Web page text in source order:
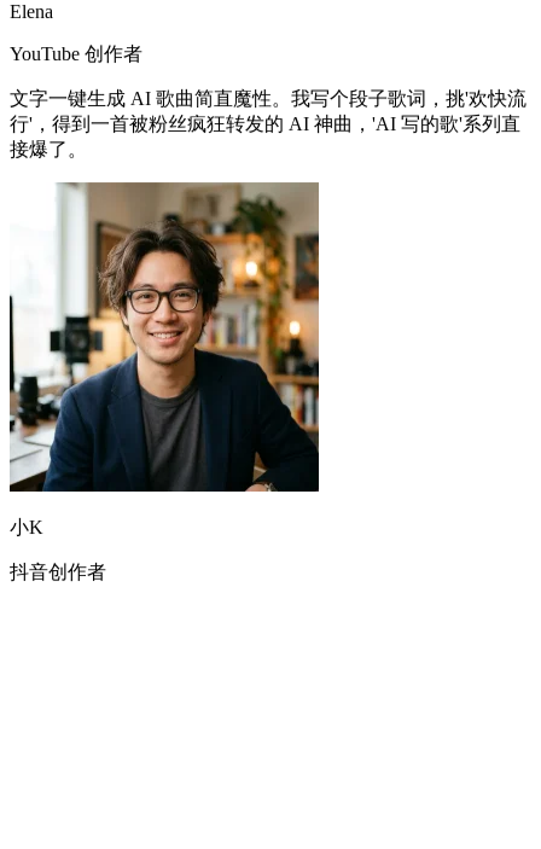
文字一键生成 AI 歌曲简直魔性。我写个段子歌词，挑'欢快流
行'，得到一首被粉丝疯狂转发的 AI 神曲，'AI 写的歌'系列直
接爆了。
小K
抖音创作者